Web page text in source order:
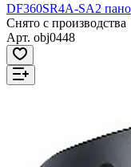
DF360SR4A-SA2
Снято с производства
Арт. obj0448